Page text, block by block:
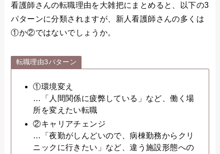
看護師さんの転職理由を大雑把にまとめると、以下の3
パターンに分類されますが、新人看護師さんの多くは
①か②ではないでしょうか。
転職理由3パターン
①環境変え
…「人間関係に疲弊している」など、働く場
所を変えたい転職
②キャリアチェンジ
…「夜勤がしんどいので、病棟勤務からクリ
ニックに行きたい」など、違う施設形態への